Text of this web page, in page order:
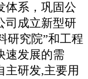
体系，巩固公
司成立新型研
研究院”和工程
速发展的需
主研发,主要用